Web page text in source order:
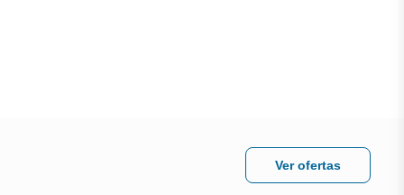
Ver ofertas